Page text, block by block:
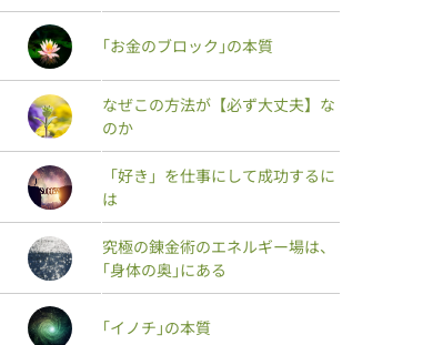
｢お金のブロック｣の本質
なぜこの方法が【必ず大丈夫】な
のか
「好き」を仕事にして成功するに
は
究極の錬金術のエネルギー場は、
｢身体の奥｣にある
｢イノチ｣の本質